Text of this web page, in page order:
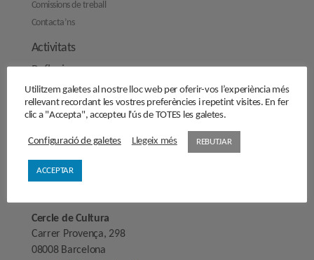
Comissions de treball
Contacta’ns
Activitats
Reflexions
Opinions
Manifestos
Fes-te’n soci/sòcia
Sala de premsa
Cercle de Cultura
Carrer Provença, 298
08008 Barcelona
Utilitzem galetes al nostre lloc web per oferir-vos l’experiència més
rellevant recordant les vostres preferències i repetint visites. En fer
clic a "Accepta", accepteu l'ús de TOTES les galetes.
Configuració de galetes Llegeix més REBUTJAR
ACCEPTAR